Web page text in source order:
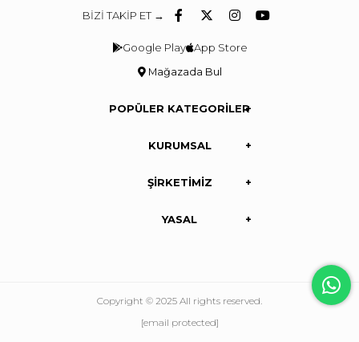
BİZİ TAKİP ET →
Google Play App Store
Mağazada Bul
POPÜLER KATEGORİLER
KURUMSAL
ŞİRKETİMİZ
YASAL
Copyright © 2025 All rights reserved.
[email protected]